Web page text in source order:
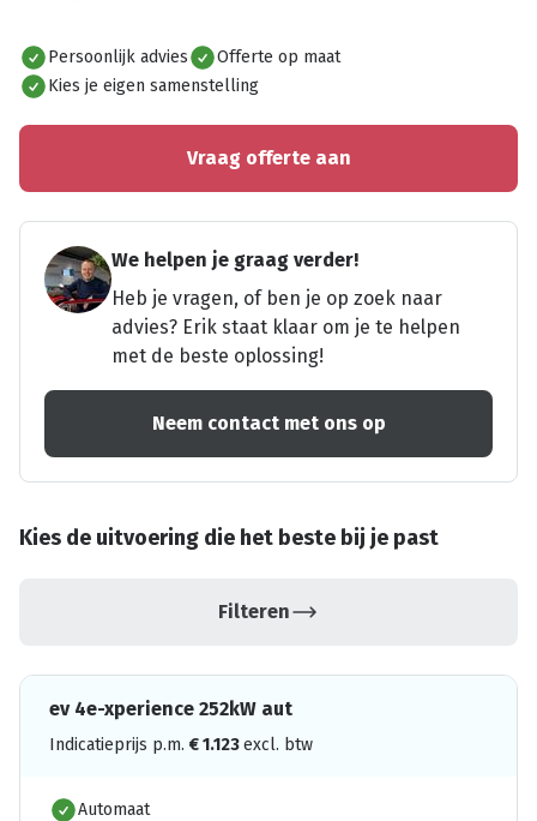
Alles bekijken
Persoonlijk advies
Offerte op maat
Kies je eigen samenstelling
Vraag offerte aan
We helpen je graag verder!
Heb je vragen, of ben je op zoek naar
advies? Erik staat klaar om je te helpen
met de beste oplossing!
Neem contact met ons op
Kies de uitvoering die het beste bij je past
Filteren
ev 4e-xperience 252kW aut
Indicatieprijs p.m. €1.123excl. btw
Automaat